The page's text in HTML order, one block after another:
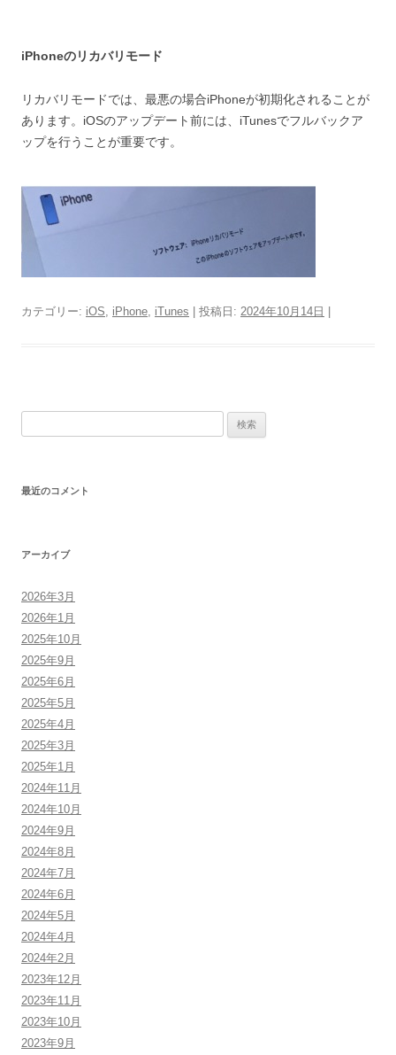
iPhoneのリカバリモード
リカバリモードでは、最悪の場合iPhoneが初期化されることが
あります。iOSのアップデート前には、iTunesでフルバックア
ップを行うことが重要です。
カテゴリー: iOS, iPhone, iTunes | 投稿日: 2024年10月14日
最近のコメント
アーカイブ
2026年3月
2026年1月
2025年10月
2025年9月
2025年6月
2025年5月
2025年4月
2025年3月
2025年1月
2024年11月
2024年10月
2024年9月
2024年8月
2024年7月
2024年6月
2024年5月
2024年4月
2024年2月
2023年12月
2023年11月
2023年10月
2023年9月